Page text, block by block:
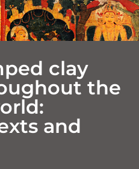
clay
the
and